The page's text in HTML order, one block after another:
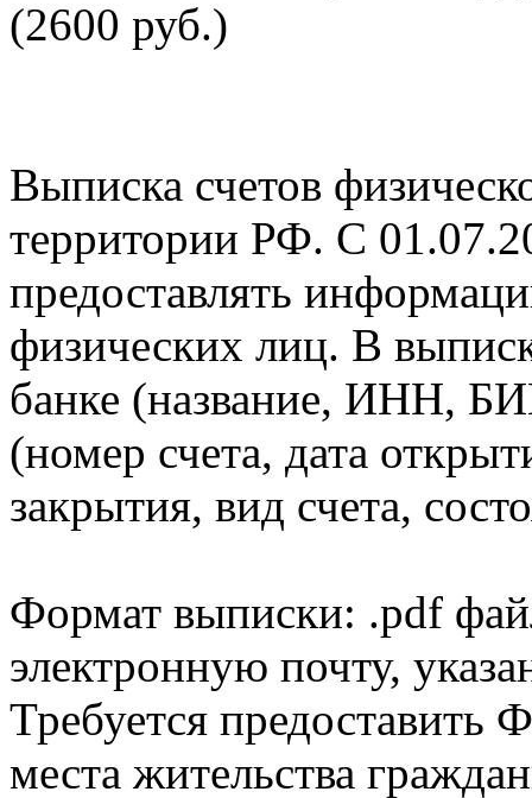
(2600 руб.)
Выписка счетов
территории РФ. С
предоставлять
физических лиц. В
банке (название, ИНН,
(номер счета, дата
закрытия, вид счета,
Формат выписки: .pdf
электронную почту,
Требуется
места жительства